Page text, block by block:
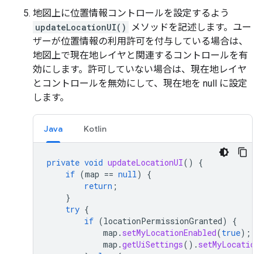
地図上に位置情報コントロールを設定するよう
updateLocationUI()
メソッドを記述します。ユー
ザーが位置情報の利用許可を付与している場合は、
地図上で現在地レイヤと関連するコントロールを有
効にします。許可していない場合は、現在地レイヤ
とコントロールを無効にして、現在地を null に設定
します。
Java Kotlin
private void updateLocationUI()
{
if (map == null )
{
return ;
}
try {
if (locationPermissionGranted)
{
map . setMyLocationEnabled(true);
map .getUiSettings().